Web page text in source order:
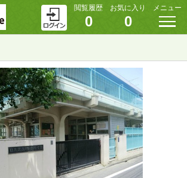
閲覧履歴
0
お気に入り
0
メニュー